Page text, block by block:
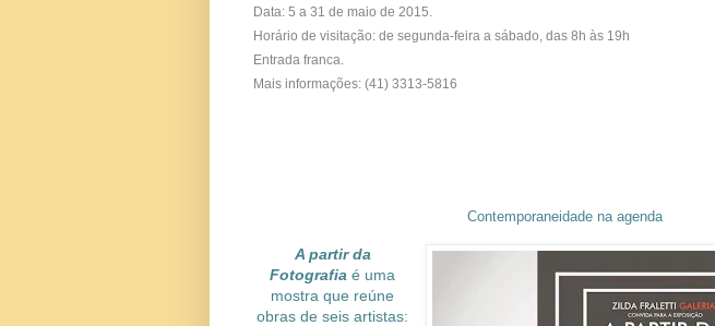
Data: 5 a 31 de maio de 2015.
Horário de visitação: de segunda-feira a sábado, das 8h às 19h
Entrada franca.
Mais informações: (41) 3313-5816
Contemporaneidade na agenda
A partir da
Fotografia é uma
mostra que reúne
obras de seis artistas: